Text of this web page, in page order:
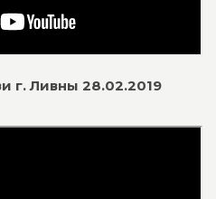
г. Ливны 28.02.2019